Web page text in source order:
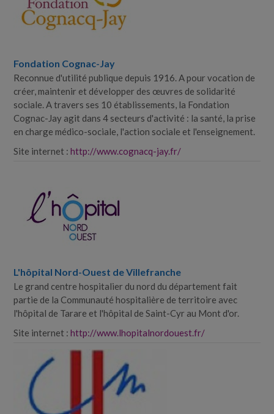
Fondation Cognac-​Jay
Reconnue d'utilité publique depuis 1916. A pour vocation de
créer, maintenir et développer des œuvres de solidarité
sociale. A travers ses 10 établissements, la Fondation
Cognac-​Jay agit dans 4 secteurs d'activité : la santé, la prise
en charge médico-​sociale, l'action sociale et l'enseignement.
Site internet :http://www.cognacq-jay.fr/
L'hôpital Nord-​Ouest de Villefranche
Le grand centre hospitalier du nord du département fait
partie de la Communauté hospitalière de territoire avec
l'hôpital de Tarare et l'hôpital de Saint-​Cyr au Mont d'or.
Site internet :http://www.lhopitalnordouest.fr/